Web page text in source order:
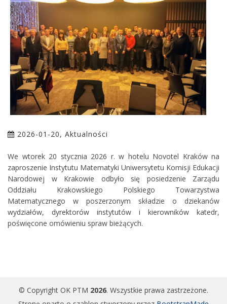
2026-01-20, Aktualności
We wtorek 20 stycznia 2026 r. w hotelu Novotel Kraków na
zaproszenie Instytutu Matematyki Uniwersytetu Komisji Edukacji
Narodowej w Krakowie odbyło się posiedzenie Zarządu
Oddziału Krakowskiego Polskiego Towarzystwa
Matematycznego w poszerzonym składzie o dziekanów
wydziałów, dyrektorów instytutów i kierowników katedr,
poświęcone omówieniu spraw bieżących.
© Copyright OK PTM 2026. Wszystkie prawa zastrzeżone.